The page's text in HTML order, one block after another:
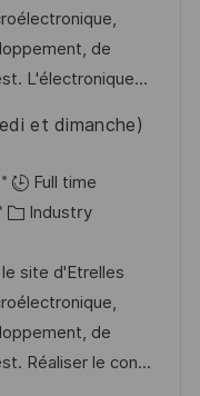
e
g
o
i
de
L'électronique...
et dimanche)
Full time
K
t
e
g
o
Industry
site d'Etrelles
de
Réaliser le con...